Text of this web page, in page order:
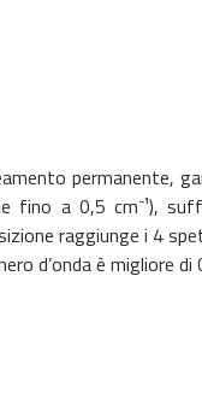
permanente,
fino a 0,5 cm⁻¹),
raggiunge i 4
d’onda è migliore di